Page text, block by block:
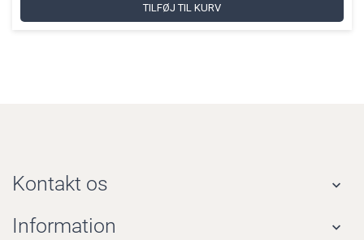
TILFØJ TIL KURV
Kontakt os 
Information 